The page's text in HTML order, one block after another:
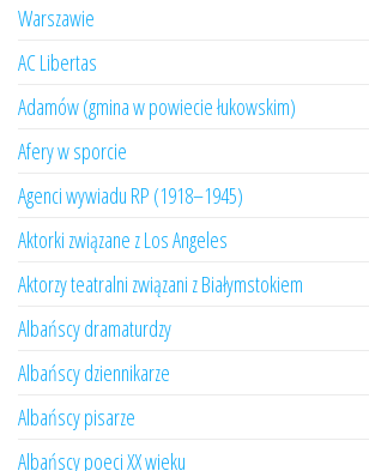
Warszawie
AC Libertas
Adamów (gmina w powiecie łukowskim)
Afery w sporcie
Agenci wywiadu RP (1918–1945)
Aktorki związane z Los Angeles
Aktorzy teatralni związani z Białymstokiem
Albańscy dramaturdzy
Albańscy dziennikarze
Albańscy pisarze
Albańscy poeci XX wieku